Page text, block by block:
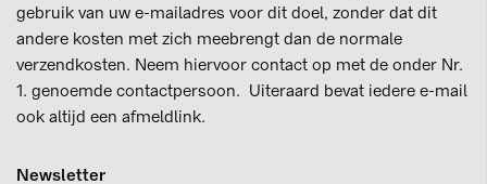
gebruik van uw e-mailadres voor dit doel, zonder dat dit
andere kosten met zich meebrengt dan de normale
verzendkosten. Neem hiervoor contact op met de onder Nr.
1. genoemde contactpersoon. Uiteraard bevat iedere e-mail
ook altijd een afmeldlink.
Newsletter